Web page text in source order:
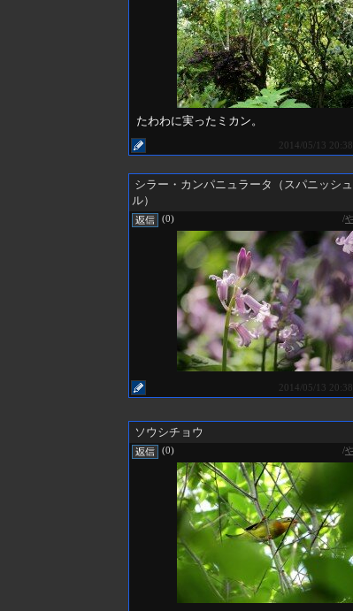
たわわに実ったミカン。
2014/05/13
シラー・カンパニュラータ（スパニッシ
ル）
(0) /
2014/05/13
ソウシチョウ
(0)
/